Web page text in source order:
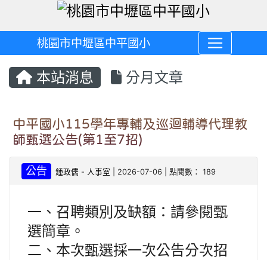
桃園市中壢區中平國小
本站消息 分月文章
中平國小115學年專輔及巡迴輔導代理教
師甄選公告(第1至7招)
公告 鍾政儒 - 人事室 | 2026-07-06 | 點閱數： 189
一、召聘類別及缺額：請參閱甄
選簡章。
二、本次甄選採一次公告分次招